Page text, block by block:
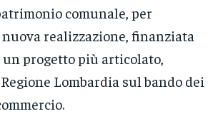
comunale, per
realizzazione, finanziata
un progetto più articolato,
Lombardia sul bando dei